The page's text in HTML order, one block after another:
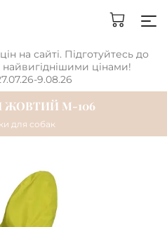
на сайті. Підготуйтесь до
найвигіднішими цінами!
9.08.26
M-106
для собак